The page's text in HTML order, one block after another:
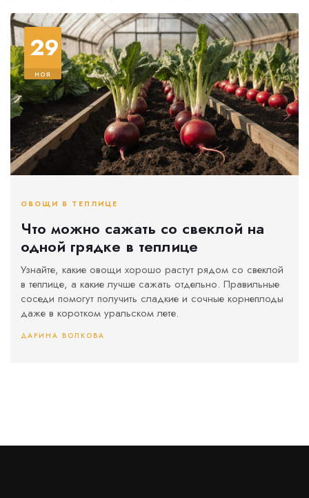
29
ноя
ОВОЩИ В ТЕПЛИЦЕ
Что можно сажать со свеклой на
одной грядке в теплице
Узнайте, какие овощи хорошо растут рядом со свеклой
в теплице, а какие лучше сажать отдельно. Правильные
соседи помогут получить сладкие и сочные корнеплоды
даже в коротком уральском лете.
ДАРИНА ВОЛКОВА